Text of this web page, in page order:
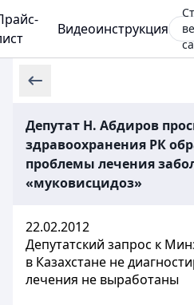
Видеоинструкция
Депутат Н. Абдиров
здравоохранения РК
проблемы лечения
«муковисцидоз»
22.02.2012
Депутатский запрос к
в Казахстане не
лечения не выработаны